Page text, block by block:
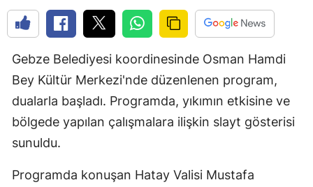
Gebze Belediyesi koordinesinde Osman Hamdi
Bey Kültür Merkezi'nde düzenlenen program,
dualarla başladı. Programda, yıkımın etkisine ve
bölgede yapılan çalışmalara ilişkin slayt gösterisi
sunuldu.
Programda konuşan Hatay Valisi Mustafa